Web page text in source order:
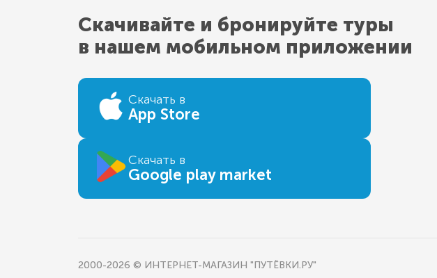
Скачивайте и бронируйте туры
в нашем мобильном приложении
Скачать в
App Store
Скачать в
Google play market
2000-2026 © ИНТЕРНЕТ-МАГАЗИН "ПУТЁВКИ.РУ"